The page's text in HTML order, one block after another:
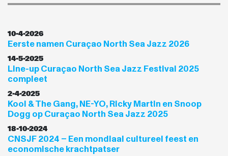
10-4-2026
Eerste namen Curaçao North Sea Jazz 2026
14-5-2025
Line-up Curaçao North Sea Jazz Festival 2025
compleet
2-4-2025
Kool & The Gang, NE-YO, Ricky Martin en Snoop
Dogg op Curaçao North Sea Jazz 2025
18-10-2024
CNSJF 2024 – Een mondiaal cultureel feest en
economische krachtpatser